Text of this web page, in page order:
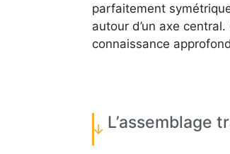
parfaitement
autour d’un axe
connaissance
L’assemblage